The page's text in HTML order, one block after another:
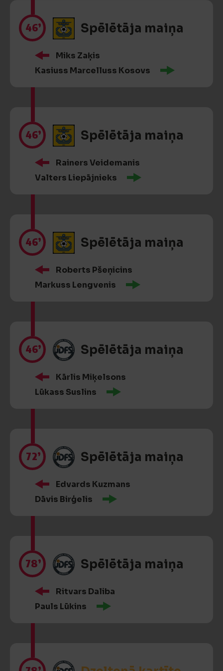
46’ Spēlētāja maiņa
Miks Zaķis
Kasiuss Marcelluss Kosovs
46’ Spēlētāja maiņa
Rainers Veidemanis
Valters Liepājnieks
46’ Spēlētāja maiņa
Roberts Pšeņicins
Markuss Lengvenis
46’ Spēlētāja maiņa
Kārlis Miķelsons
Lūkass Suslins
72’ Spēlētāja maiņa
Edvards Kuzmans
Dāvis Birģelis
78’ Spēlētāja maiņa
Ritvars Daliba
Pauls Lūkins